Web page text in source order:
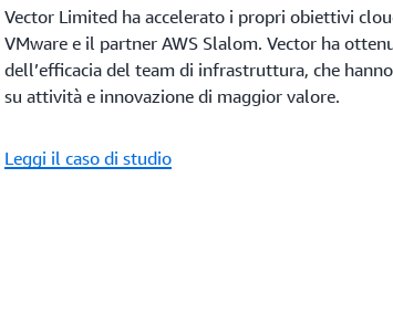
Vector Limited ha accelerato i propri obiettivi
VMware e il partner AWS Slalom. Vector ha
dell’efficacia del team di infrastruttura, che
su attività e innovazione di maggior valore.
Leggi il caso di studio